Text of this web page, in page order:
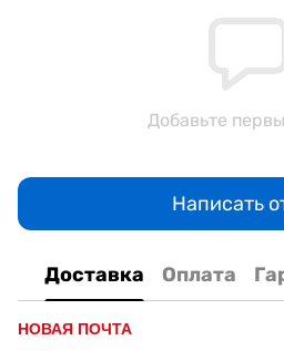
Добавьте
Написать
Доставка Оплата
НОВАЯ ПОЧТА